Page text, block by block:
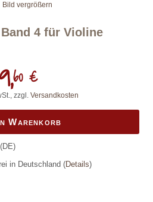
4 für Violine
60 €
zzgl. Versandkosten
Warenkorb
(DE)
in Deutschland (Details)
Bild vergrößern